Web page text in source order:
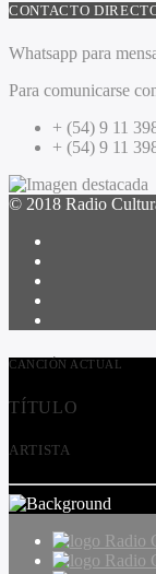
CONTACTO
Whatsapp para
Para comunicarse
+ (54) 9 11
+ (54) 9 11
© 2018 Radio
CANCIÓN ACTUAL
TÍTULO
ARTISTA
Radio
Radio